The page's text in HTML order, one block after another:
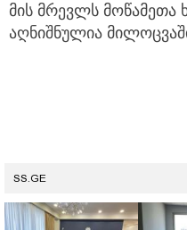
მის მრევლს მოწამეთა
აღნიშნულია
SS.GE